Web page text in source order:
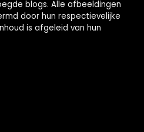
blogs. Alle afbeeldingen
door hun respectievelijke
is afgeleid van hun